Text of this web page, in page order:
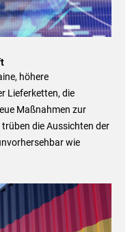
höhere
Lieferketten, die
Maßnahmen zur
die Aussichten der
wie